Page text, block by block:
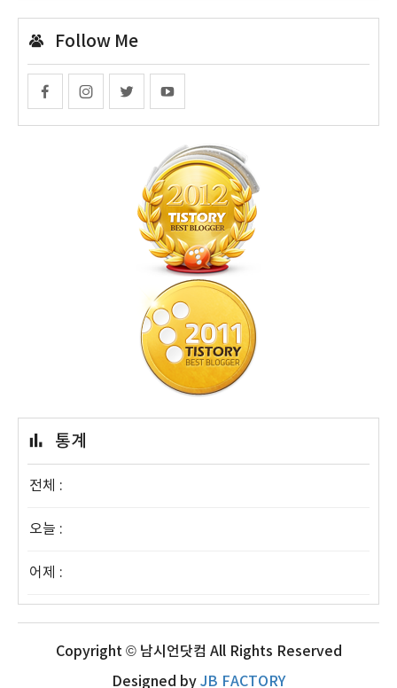
Follow Me
통계
전체 :
오늘 :
어제 :
Copyright © 남시언닷컴 All Rights Reserved
Designed by JB FACTORY